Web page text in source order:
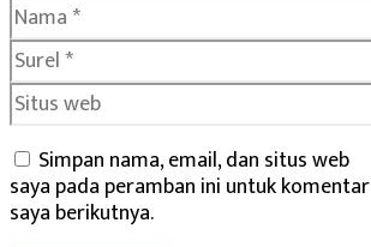
Nama
Surel
Situs
web
Simpan nama, email, dan situs web
saya pada peramban ini untuk komentar
saya berikutnya.